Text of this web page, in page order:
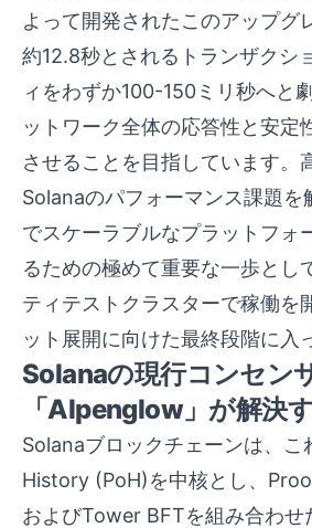
よって開発されたこのアップグ
約12.8秒とされるトランザクシ
ィをわずか100-150ミリ秒へと
ットワーク全体の応答性と安定
させることを目指しています。
Solanaのパフォーマンス課題を
でスケーラブルなプラットフォ
るための極めて重要な一歩とし
ティテストクラスターで稼働を
ット展開に向けた最終段階に入
Solanaの現行コンセン
「Alpenglow」が解決
Solanaブロックチェーンは、
History (PoH)を中核とし、
およびTower BFTを組み合わせ